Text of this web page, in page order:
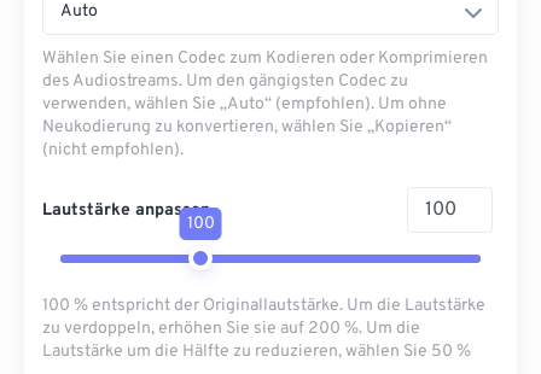
Auto
Wählen Sie einen Codec zum Kodieren oder Komprimieren
des Audiostreams. Um den gängigsten Codec zu
verwenden, wählen Sie „Auto“ (empfohlen). Um ohne
Neukodierung zu konvertieren, wählen Sie „Kopieren“
(nicht empfohlen).
Lautstärke anpassen
100
100 % entspricht der Originallautstärke. Um die Lautstärke
zu verdoppeln, erhöhen Sie sie auf 200 %. Um die
Lautstärke um die Hälfte zu reduzieren, wählen Sie 50 %